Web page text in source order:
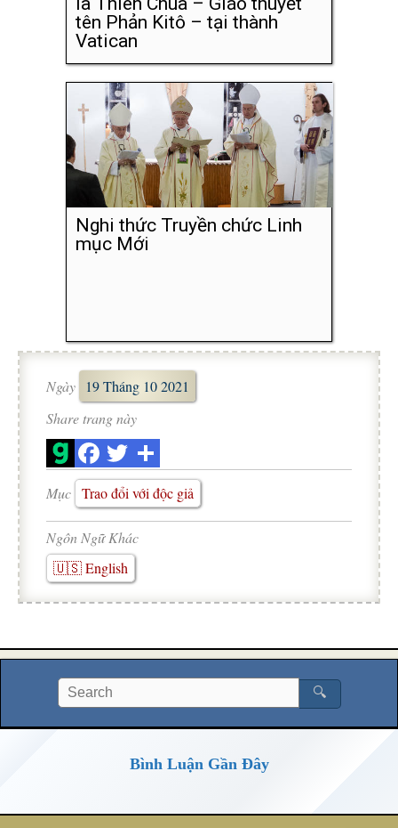
tên Phản Kitô – tại thành
Vatican
Nghi thức Truyền chức Linh
mục Mới
Ngày
19 Tháng 10 2021
Share trang này
Mục Trao đổi với độc giả
Ngôn Ngữ Khác
🇺🇸 English
🔍
Bình Luận Gần Đây